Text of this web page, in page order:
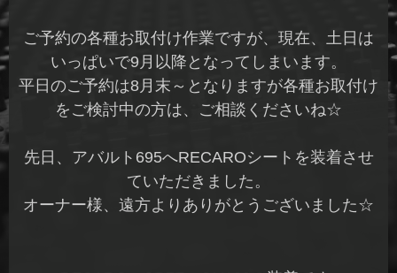
ご予約の各種お取付け作業ですが、現在、土日は
いっぱいで9月以降となってしまいます。
平日のご予約は8月末～となりますが各種お取付け
をご検討中の方は、ご相談くださいね☆
先日、アバルト695へRECAROシートを装着させ
ていただきました。
オーナー様、遠方よりありがとうございました☆